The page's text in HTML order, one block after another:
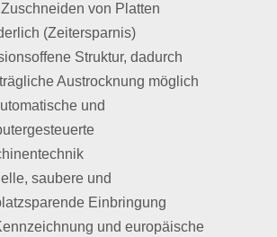
von Platten
(Zeitersparnis)
Struktur, dadurch
Austrocknung möglich
und
saubere und
Einbringung
und europäische